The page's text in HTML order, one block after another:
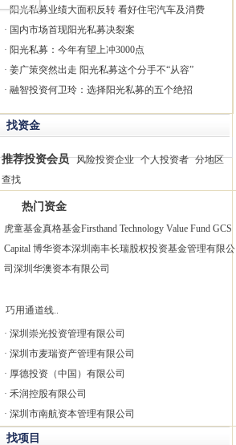
·阳光私募业绩大面积反转 看好住宅汽车及消费
· 国内市场首现阳光私募决裂案
· 阳光私募：今年有望上冲3000点
· 姜广策突然出走 阳光私募这个分手不“从容”
· 融智投资何卫玲：选择阳光私募的五个绝招
找资金
推荐投资会员 风险投资企业 个人投资者 分地区
查找
热门资金
虎童基金真格基金Firsthand Technology Value Fund GCS
Capital 博华资本深圳南丰长瑞股权投资基金管理有限公
司 深圳华澳资本有限公司
巧用通道线..
· 深圳崇光投资管理有限公司
· 深圳市麦瑞资产管理有限公司
· 厚德投资（中国）有限公司
· 禾润控股有限公司
· 深圳市南航资本管理有限公司
找项目